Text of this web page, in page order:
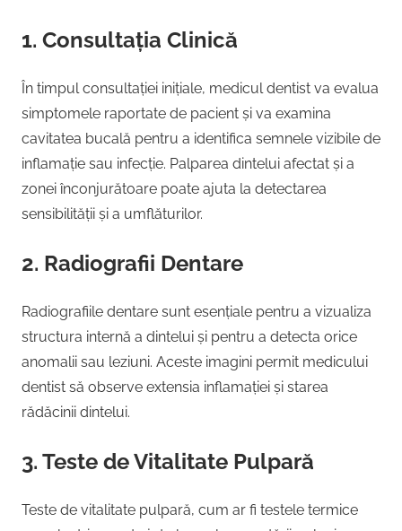
1. Consultația Clinică
În timpul consultației inițiale, medicul dentist va evalua
simptomele raportate de pacient și va examina
cavitatea bucală pentru a identifica semnele vizibile de
inflamație sau infecție. Palparea dintelui afectat și a
zonei înconjurătoare poate ajuta la detectarea
sensibilității și a umflăturilor.
2. Radiografii Dentare
Radiografiile dentare sunt esențiale pentru a vizualiza
structura internă a dintelui și pentru a detecta orice
anomalii sau leziuni. Aceste imagini permit medicului
dentist să observe extensia inflamației și starea
rădăcinii dintelui.
3. Teste de Vitalitate Pulpară
Teste de vitalitate pulpară, cum ar fi testele termice